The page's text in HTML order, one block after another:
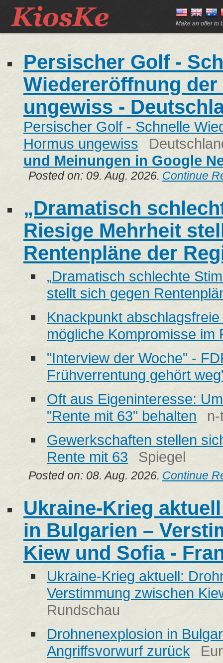
Make an offer to
Persischer Golf -
Wiedereröffnung
ungewiss -
Persischer Golf - Schnelle
Hormus ungewiss
und Meinungen in Google
Posted on: 09. Aug. 2026. Continue
„Dramatisch
Riesige Mehrheit
Rentenpläne der
„Dramatisch schlechte
stellt sich gegen
Knackpunkt
mögliche Kompromisse im
"Interview der Woche" -
Frühverrentung gehört
Oft aus Eigeninteresse:
"Rente mit 63" behalten
Gewerkschaften stellen
Rente mit 63
Spiegel
Posted on: 08. Aug. 2026. Continue
Ukraine-Krieg
in Bulgarien –
Kiew und Sofia -
Ukraine-Krieg aktuell:
Verstimmung zwischen
Rundschau
Drohnenexplosion in
Angriffsvorwurf zurück